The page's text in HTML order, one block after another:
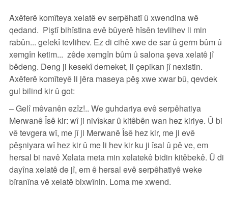
Axêferê komîteya xelatê ev serpêhatî û xwendina wê
qedand. Piştî bihîstina evê bûyerê hîsên tevlihev li min
rabûn... gelekî tevlihev. Ez di cihê xwe de sar û germ bûm û
xemgîn ketim... zêde xemgîn bûm û salona şeva xelatê jî
bêdeng. Deng ji kesekî derneket, li çepikan jî nexistin.
Axêferê komîteyê li jêra maseya pêş xwe xwar bû, qevdek
gul bilind kir û got:
– Gelî mêvanên ezîz!.. We guhdariya evê serpêhatiya
Merwanê Îsê kir: wî ji nivîskar û kitêbên wan hez kiriye. Û bi
vê tevgera wî, me jî ji Merwanê Îsê hez kir, me ji evê
pêşniyara wî hez kir û me li hev kir ku ji îsal û pê ve, em
hersal bi navê Xelata meta min xelatekê bidin kitêbekê. Û di
dayîna xelatê de jî, em ê hersal evê serpêhatiyê weke
bîranîna vê xelatê bixwînin. Loma me xwend.